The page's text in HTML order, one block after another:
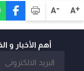
A+
A-
أهم الأخبار و